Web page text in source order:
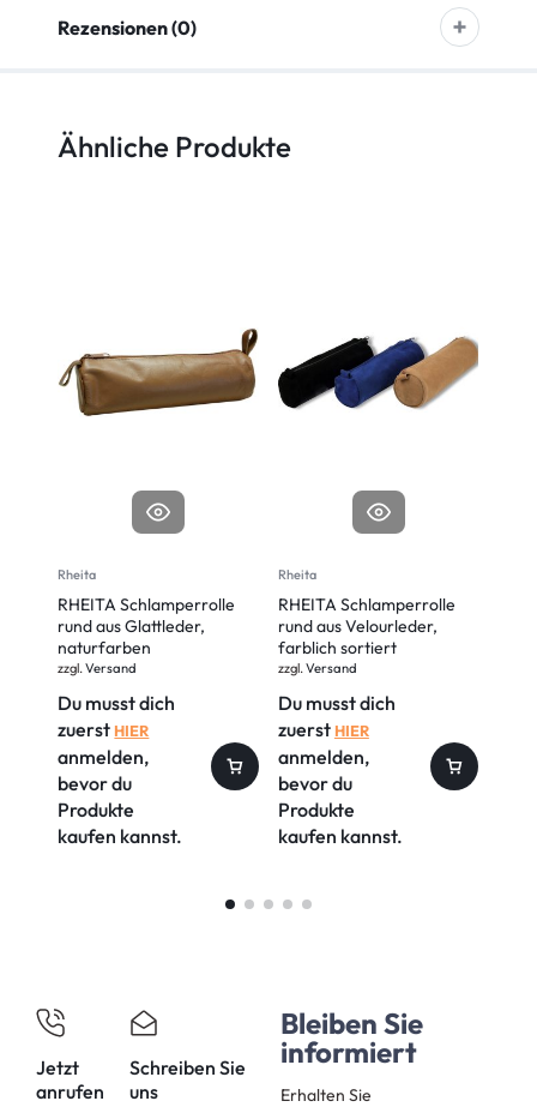
Rezensionen (0)
Ähnliche Produkte
Rheita
RHEITA Schlamperrolle
rund aus Glattleder,
naturfarben
zzgl.Versand
Du musst dich
zuerstHIER
anmelden,
bevor du
Produkte
kaufen kannst.
Rheita
RHEITA Schlamperrolle
rund aus Velourleder,
farblich sortiert
zzgl.Versand
Du musst dich
zuerstHIER
anmelden,
bevor du
Produkte
kaufen kannst.
Jetzt
anrufen
Schreiben Sie
uns
Bleiben Sie
informiert
Erhalten Sie